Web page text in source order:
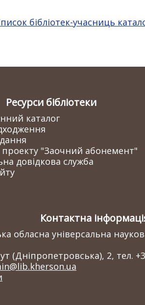
бібліотек-учасниць
Ресурси бібліотеки
каталог
проекту "Заочний абонемент"
довідкова служба
Контактна
обласна універсальна
(Дніпропетровська), 2, тел.